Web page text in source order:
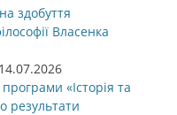
здобуття
Власенка
14.07.2026
«Історія та
результати